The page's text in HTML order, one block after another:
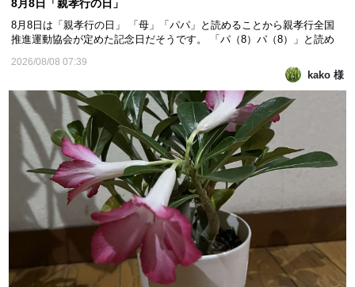
8月8日「親孝行の日」
8月8日は「親孝行の日」 「母」「パパ」と読めることから親孝行全国
推進運動協会が定めた記念日だそうです。 「パ（8）パ（8）」と読め
（父）」となることからと書いてあるのもありました。 「親孝行したい
2026/08/08 07:39
kako 様